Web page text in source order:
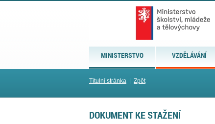
MINISTERSTVO VZDĚLÁVÁNÍ
Titulní stránka Zpět
DOKUMENT KE STAŽENÍ